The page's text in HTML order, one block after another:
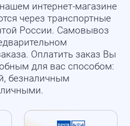
интернет-магазине
через транспортные
России. Самовывоз
Оплатить заказ Вы
для вас способом:
безналичным